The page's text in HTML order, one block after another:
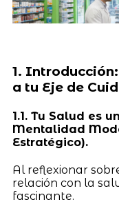
1.
a tu Eje de
1.1. Tu Salud es
Mentalidad
Estratégico).
Al reflexionar
relación con la
fascinante.